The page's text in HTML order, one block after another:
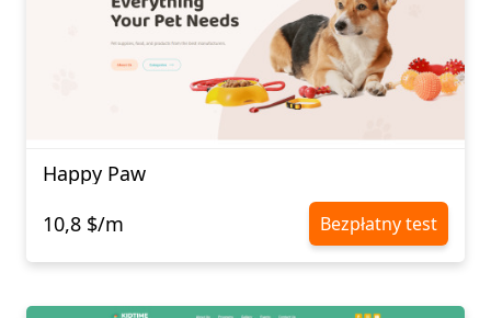
Happy Paw
10,8 $/m
Bezpłatny test